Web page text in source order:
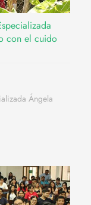
con el cuido
Ángela